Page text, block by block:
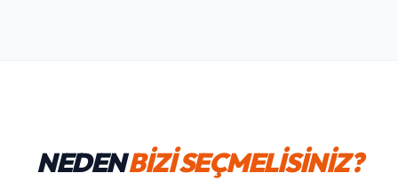
NEDENBİZİ SEÇMELİSİNİZ?